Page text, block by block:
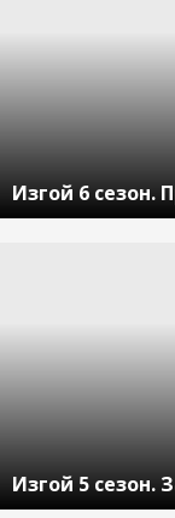
Изгой 6 сезон.
Изгой 5 сезон.